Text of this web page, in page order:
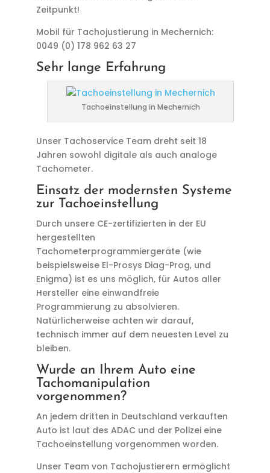
Zeitpunkt!
Mobil für Tachojustierung in Mechernich:
0049 (0) 178 962 63 27
Sehr lange Erfahrung
Tachoeinstellung in Mechernich
Unser Tachoservice Team dreht seit 18
Jahren sowohl digitale als auch analoge
Tachometer.
Einsatz der modernsten Systeme
zur Tachoeinstellung
Durch unsere CE-zertifizierten in der EU
hergestellten
Tachometerprogrammiergeräte (wie
beispielsweise El-Prosys Diag-Prog, und
Enigma) ist es uns möglich, für Autos aller
Hersteller eine einwandfreie
Programmierung zu absolvieren.
Natürlicherweise achten wir darauf,
technisch immer auf dem neuesten Level zu
bleiben.
Wurde an Ihrem Auto eine
Tachomanipulation
vorgenommen?
An jedem dritten in Deutschland verkauften
Auto ist laut des ADAC und der Polizei eine
Tachoeinstellung vorgenommen worden.
Unser Team von Tachojustierern ermöglicht